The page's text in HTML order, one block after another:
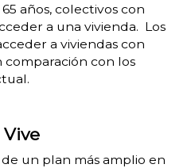
años, colectivos con
a una vivienda. Los
a viviendas con
con los
un plan más amplio en